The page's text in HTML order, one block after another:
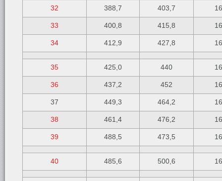
32 388,7 403,7
33 400,8 415,8
34 412,9 427,8
35 425,0 440
36 437,2 452
37 449,3 464,2
38 461,4 476,2
39 488,5 473,5
40 485,6 500,6